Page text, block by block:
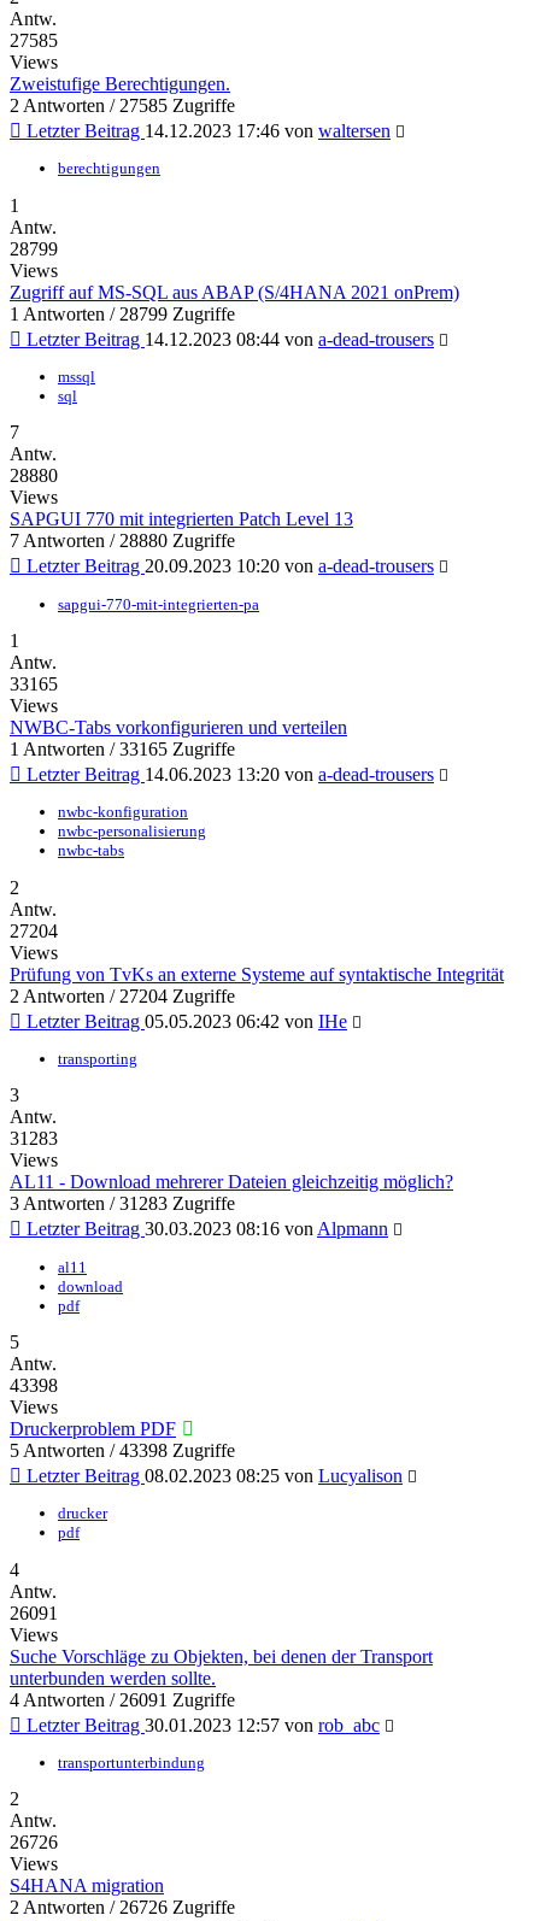
Antw.
27585
Views
Zweistufige Berechtigungen.
2 Antworten / 27585 Zugriffe
Letzter Beitrag 14.12.2023 17:46 von waltersen
berechtigungen
1
Antw.
28799
Views
Zugriff auf MS-SQL aus ABAP (S/4HANA 2021 onPrem)
1 Antworten / 28799 Zugriffe
Letzter Beitrag 14.12.2023 08:44 von a-dead-trousers
mssql
sql
7
Antw.
28880
Views
SAPGUI 770 mit integrierten Patch Level 13
7 Antworten / 28880 Zugriffe
Letzter Beitrag 20.09.2023 10:20 von a-dead-trousers
sapgui-770-mit-integrierten-pa
1
Antw.
33165
Views
NWBC-Tabs vorkonfigurieren und verteilen
1 Antworten / 33165 Zugriffe
Letzter Beitrag 14.06.2023 13:20 von a-dead-trousers
nwbc-konfiguration
nwbc-personalisierung
nwbc-tabs
2
Antw.
27204
Views
Prüfung von TvKs an externe Systeme auf syntaktische Integrität
2 Antworten / 27204 Zugriffe
Letzter Beitrag 05.05.2023 06:42 von IHe
transporting
3
Antw.
31283
Views
AL11 - Download mehrerer Dateien gleichzeitig möglich?
3 Antworten / 31283 Zugriffe
Letzter Beitrag 30.03.2023 08:16 von Alpmann
al11
download
pdf
5
Antw.
43398
Views
Druckerproblem PDF
5 Antworten / 43398 Zugriffe
Letzter Beitrag 08.02.2023 08:25 von Lucyalison
drucker
pdf
4
Antw.
26091
Views
Suche Vorschläge zu Objekten, bei denen der Transport
unterbunden werden sollte.
4 Antworten / 26091 Zugriffe
Letzter Beitrag 30.01.2023 12:57 von rob_abc
transportunterbindung
2
Antw.
26726
Views
S4HANA migration
2 Antworten / 26726 Zugriffe